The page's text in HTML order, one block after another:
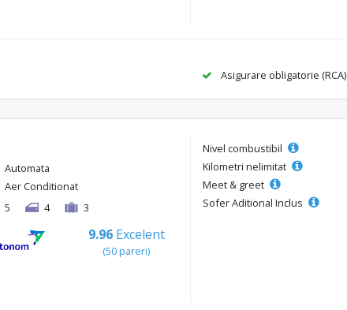
Asigurare obligatorie (RCA)
Automata
Aer Conditionat
5
4 3
9.96 Excelent
(50 pareri)
Nivel combustibil
Kilometri nelimitat
Meet & greet
Sofer Aditional Inclus